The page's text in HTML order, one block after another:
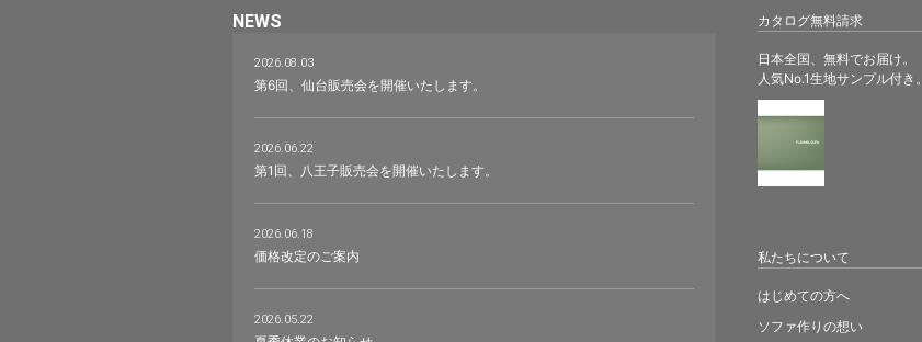
カタログ無料請求
日本全国、無料でお届け。
人気No.1生地サンプル付き。
NEWS
2026.08.03
第6回、仙台販売会を開催いたします。
2026.06.22
第1回、八王子販売会を開催いたします。
2026.06.18
価格改定のご案内
2026.05.22
私たちについて
はじめての方へ
ソファ作りの想い